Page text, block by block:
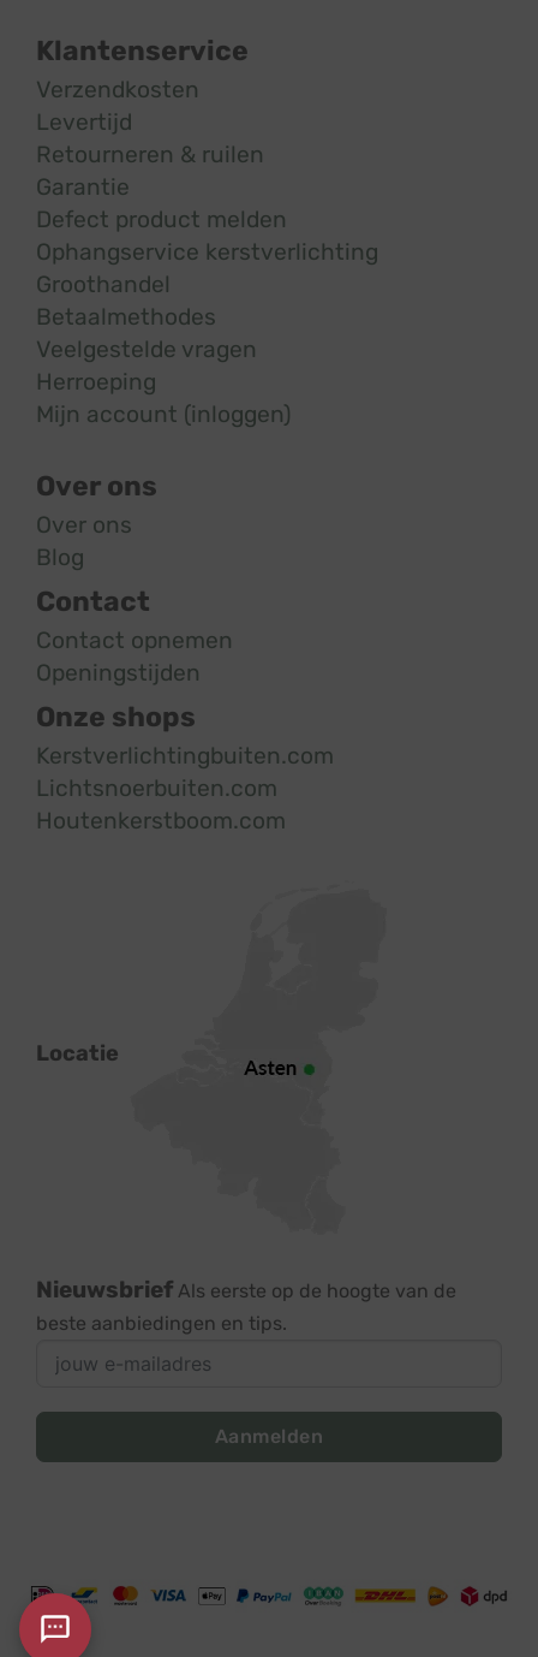
Klantenservice
Verzendkosten
Levertijd
Retourneren & ruilen
Garantie
Defect product melden
Ophangservice kerstverlichting
Groothandel
Betaalmethodes
Veelgestelde vragen
Herroeping
Mijn account (inloggen)
Over ons
Over ons
Blog
Contact
Contact opnemen
Openingstijden
Onze shops
Kerstverlichtingbuiten.com
Lichtsnoerbuiten.com
Houtenkerstboom.com
Locatie
Nieuwsbrief Als eerste op de hoogte van de
beste aanbiedingen en tips.
Aanmelden